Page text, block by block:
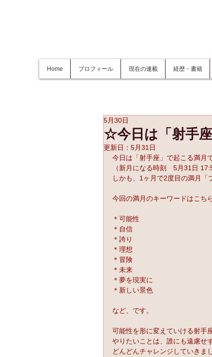
Home プロフィール 現在の連載 経歴・書籍
☆今日は「射手
5月30日
更新日： 5月31日
今日は「射手座」で起こる満月で
（新月になる時刻　5月31日
しかも、1ヶ月で2度目の満月「
今回の満月のキーワードはこち
＊可能性
＊自信
＊誇り
＊理想
＊冒険
＊未来
＊夢を現実に
＊新しい景色
など、です。
可能性を形に変えていける射手
やりたいことは、誰にも遠慮せず
どんどんチャレンジしていきま